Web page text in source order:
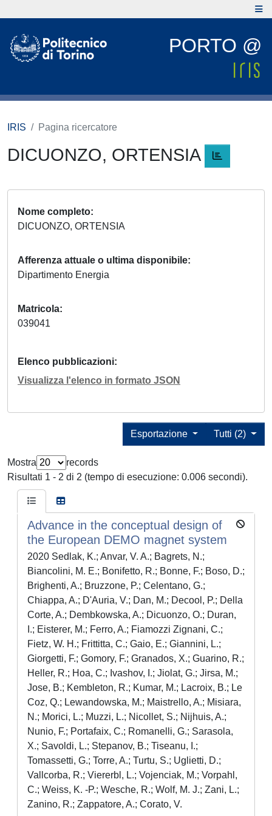
PORTO @
IRIS Pagina ricercatore
DICUONZO, ORTENSIA
Nome completo
DICUONZO, ORTENSIA
Afferenza attuale o ultima disponibile
Dipartimento Energia
Matricola
039041
Elenco pubblicazioni
Visualizza l'elenco in formato JSON
Tutti (2)
Esportazione
Mostra
records
Risultati 1 - 2 di 2 (tempo di esecuzione: 0.006 secondi).
Advance in the conceptual design of
the European DEMO magnet system
2020 Sedlak, K.; Anvar, V. A.; Bagrets, N.;
Biancolini, M. E.; Bonifetto, R.; Bonne, F.; Boso, D.;
Brighenti, A.; Bruzzone, P.; Celentano, G.;
Chiappa, A.; D'Auria, V.; Dan, M.; Decool, P.; Della
Corte, A.; Dembkowska, A.; Dicuonzo, O.; Duran,
I.; Eisterer, M.; Ferro, A.; Fiamozzi Zignani, C.;
Fietz, W. H.; Frittitta, C.; Gaio, E.; Giannini, L.;
Giorgetti, F.; Gomory, F.; Granados, X.; Guarino, R.;
Heller, R.; Hoa, C.; Ivashov, I.; Jiolat, G.; Jirsa, M.;
Jose, B.; Kembleton, R.; Kumar, M.; Lacroix, B.; Le
Coz, Q.; Lewandowska, M.; Maistrello, A.; Misiara,
N.; Morici, L.; Muzzi, L.; Nicollet, S.; Nijhuis, A.;
Nunio, F.; Portafaix, C.; Romanelli, G.; Sarasola,
X.; Savoldi, L.; Stepanov, B.; Tiseanu, I.;
Tomassetti, G.; Torre, A.; Turtu, S.; Uglietti, D.;
Vallcorba, R.; Viererbl, L.; Vojenciak, M.; Vorpahl,
C.; Weiss, K. -P.; Wesche, R.; Wolf, M. J.; Zani, L.;
Zanino, R.; Zappatore, A.; Corato, V.